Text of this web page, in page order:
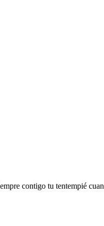
contigo tu tentempié